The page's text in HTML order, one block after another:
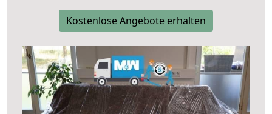
Kostenlose Angebote erhalten